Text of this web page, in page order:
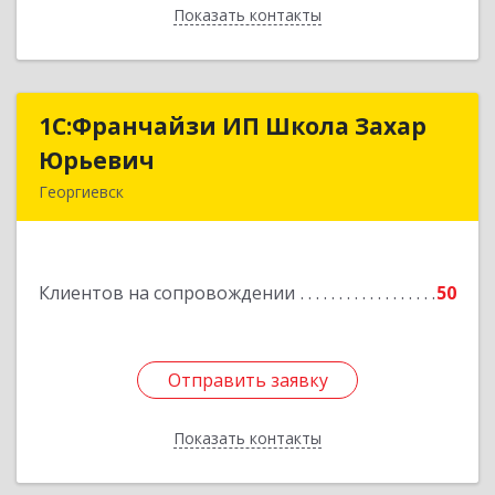
Показать контакты
Назад
1С:Франчайзи ИП Школа Захар
Юрьевич
Георгиевск
Клиентов на сопровождении 50
Отправить заявку
Показать контакты
1С:Франчайзи ИП Школа Захар
Отправить заявку
Назад